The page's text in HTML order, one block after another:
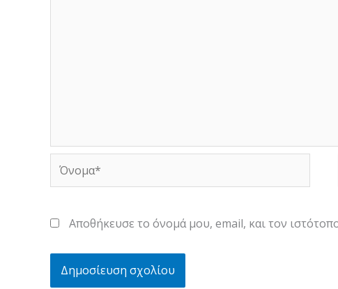
Όνομα*
Αποθήκευσε το όνομά μου, email, και τον